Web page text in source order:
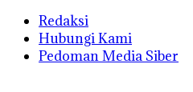
Redaksi
Hubungi Kami
Pedoman Media Siber